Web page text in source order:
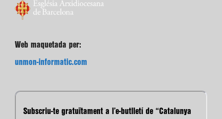
Web maquetada per:
unmon-informatic.com
Subscriu-te gratuïtament a l’e-butlletí de “Catalunya